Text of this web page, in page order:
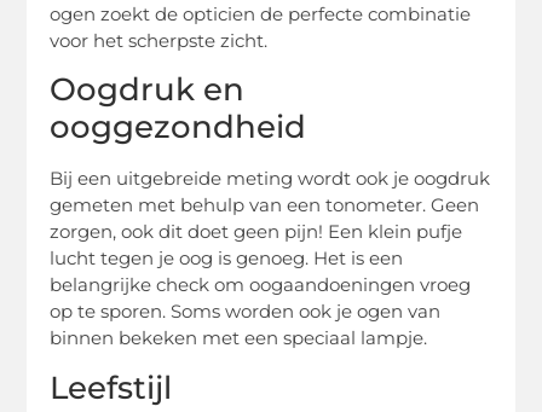
ogen zoekt de opticien de perfecte combinatie
voor het scherpste zicht.
Oogdruk en
ooggezondheid
Bij een uitgebreide meting wordt ook je oogdruk
gemeten met behulp van een tonometer. Geen
zorgen, ook dit doet geen pijn! Een klein pufje
lucht tegen je oog is genoeg. Het is een
belangrijke check om oogaandoeningen vroeg
op te sporen. Soms worden ook je ogen van
binnen bekeken met een speciaal lampje.
Leefstijl